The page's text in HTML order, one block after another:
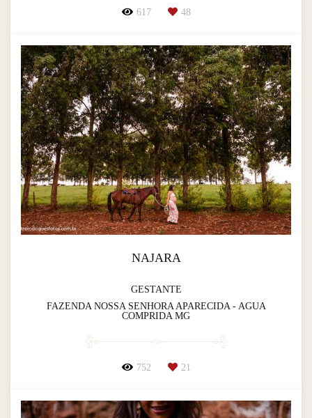
617 48
NAJARA
GESTANTE
FAZENDA NOSSA SENHORA APARECIDA - AGUA
COMPRIDA MG
752 21